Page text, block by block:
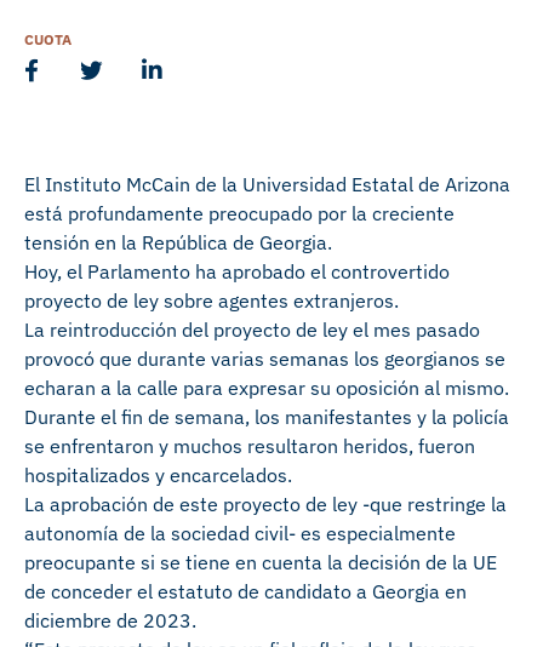
El Instituto McCain de la Universidad Estatal de Arizona
está profundamente preocupado por la creciente
tensión en la República de Georgia.
Hoy, el Parlamento ha aprobado el controvertido
proyecto de ley sobre agentes extranjeros.
La reintroducción del proyecto de ley el mes pasado
provocó que durante varias semanas los georgianos se
echaran a la calle para expresar su oposición al mismo.
Durante el fin de semana, los manifestantes y la policía
se enfrentaron y muchos resultaron heridos, fueron
hospitalizados y encarcelados.
La aprobación de este proyecto de ley -que restringe la
autonomía de la sociedad civil- es especialmente
preocupante si se tiene en cuenta la decisión de la UE
de conceder el estatuto de candidato a Georgia en
diciembre de 2023.
CUOTA